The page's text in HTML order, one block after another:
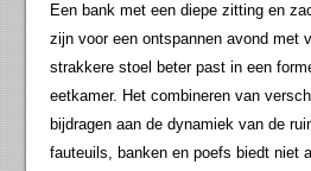
Een bank met een diepe zitting en
zijn voor een ontspannen avond met
strakkere stoel beter past in een
eetkamer. Het combineren van
bijdragen aan de dynamiek van de
fauteuils, banken en poefs biedt niet